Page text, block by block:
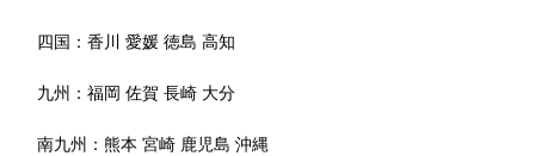
四国：香川 愛媛 徳島 高知
九州：福岡 佐賀 長崎 大分
南九州：熊本 宮崎 鹿児島 沖縄